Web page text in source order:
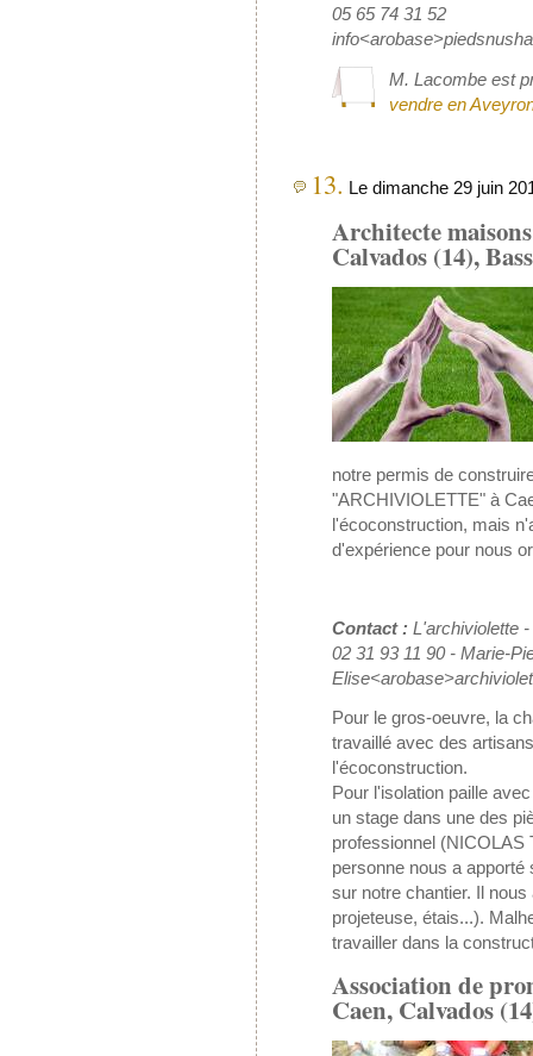
05 65 74 31 52
M. Lacombe est
vendre en
13. Le dimanche 29 juin
Architecte
Calvados (14),
notre permis de
"ARCHIVIOLETTE" à
l'écoconstruction, mais
d'expérience pour nous
Contact : L'archiviolette
02 31 93 11 90 - Marie-
Pour le gros-oeuvre, la
travaillé avec des
l'écoconstruction.
Pour l'isolation paille
un stage dans une des
professionnel (NICOLAS
personne nous a
sur notre chantier. Il
projeteuse, étais...).
travailler dans la
Association de
Caen, Calvados